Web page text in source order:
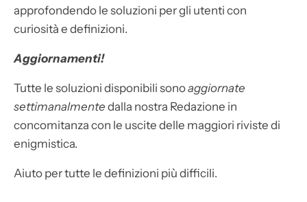
approfondendo le soluzioni per gli utenti con
curiosità e definizioni.
Aggiornamenti!
Tutte le soluzioni disponibili sonoaggiornate
settimanalmente dalla nostra Redazione in
concomitanza con le uscite delle maggiori riviste di
enigmistica.
Aiuto per tutte le definizioni più difficili.